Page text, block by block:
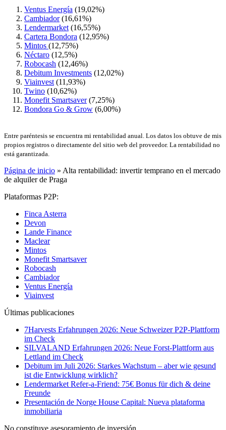
Ventus Energía (19,02%)
Cambiador(16,61%)
Lendermarket (16,55%)
Cartera Bondora (12,95%)
Mintos (12,75%)
Néctaro (12,5%)
Robocash (12,46%)
Debitum Investments (12,02%)
Viainvest (11,93%)
Twino (10,62%)
Monefit Smartsaver(7,25%)
Bondora Go & Grow (6,00%)
Entre paréntesis se encuentra mi rentabilidad anual. Los datos los obtuve de mis
propios registros o directamente del sitio web del proveedor. La rentabilidad no
está garantizada.
Página de inicio » Alta rentabilidad: invertir temprano en el mercado
de alquiler de Praga
Plataformas P2P:
Finca Asterra
Devon
Lande Finance
Maclear
Mintos
Monefit Smartsaver
Robocash
Cambiador
Ventus Energía
Viainvest
Últimas publicaciones
7Harvests Erfahrungen 2026: Neue Schweizer P2P-Plattform
im Check
SILVALAND Erfahrungen 2026: Neue Forst-Plattform aus
Lettland im Check
Debitum im Juli 2026: Starkes Wachstum – aber wie gesund
ist die Entwicklung wirklich?
Lendermarket Refer-a-Friend: 75€ Bonus für dich & deine
Freunde
Presentación de Norge House Capital: Nueva plataforma
inmobiliaria